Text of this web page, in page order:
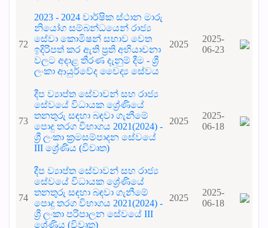
72
2023 - 2024 වාර්ෂික ස්ථාන මාරු
නියෝග සම්බන්ධයෙන් රාජ්‍ය
සේවා කොමිෂන් සභාව වෙත
ඉදිරිපත් කර ඇති ප්‍රති අභියාචනා
වලට අදාළ තීරණ දැනුම් දීම - ශ්‍රී
ලංකා ආයුර්වේද වෛද්‍ය සේවය
2025
2025-
06-23
73
දීප ව්‍යාප්ත සේවාවන් සහ රාජ්‍ය
සේවයේ විධායක ශ්‍රේණියේ
තනතුරු සඳහා බඳවා ගැනීමේ
පොදු තරග විභාගය 2021(2024) -
ශ්‍රී ලංකා ක්‍රමසම්පාදන සේවයේ
III ශ්‍රේණිය (විවෘත)
2025
2025-
06-18
74
දීප ව්‍යාප්ත සේවාවන් සහ රාජ්‍ය
සේවයේ විධායක ශ්‍රේණියේ
තනතුරු සඳහා බඳවා ගැනීමේ
පොදු තරග විභාගය 2021(2024) -
ශ්‍රී ලංකා පරිපාලන සේවයේ III
ශ්‍රේණිය (විවෘත)
2025
2025-
06-18